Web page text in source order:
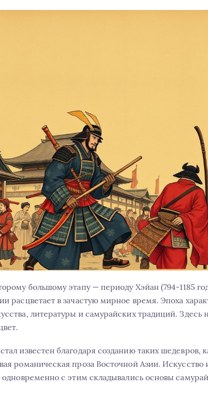
большому этапу — периоду Хэйан (794-1185
расцветает в зачастую мирное время. Эпоха
литературы и самурайских традиций. Здесь
известен благодаря созданию таких шедевров,
романическая проза Восточной Азии. Искусство
одновременно с этим складывались основы